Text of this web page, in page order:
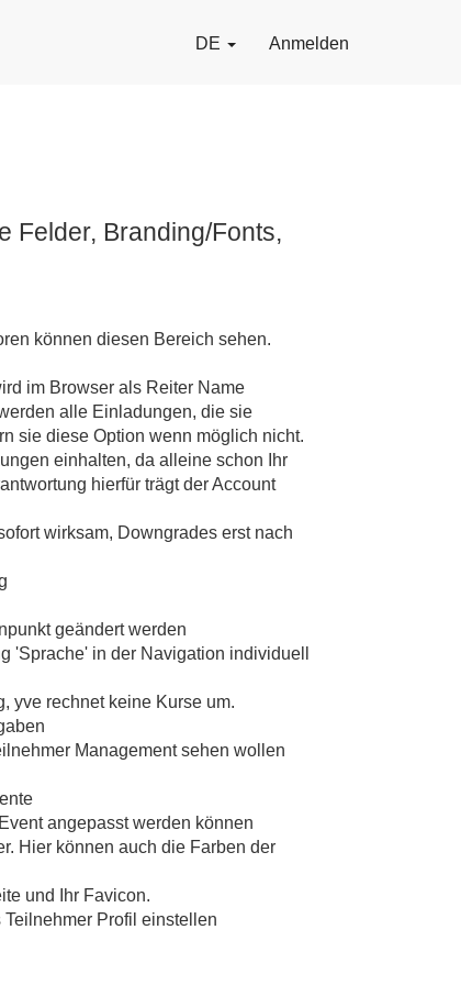
DE Anmelden
Felder, Branding/Fonts,
können diesen Bereich sehen.
im Browser als Reiter Name
alle Einladungen, die sie
sie diese Option wenn möglich nicht.
einhalten, da alleine schon Ihr
hierfür trägt der Account
wirksam, Downgrades erst nach
geändert werden
'Sprache' in der Navigation individuell
yve rechnet keine Kurse um.
Management sehen wollen
angepasst werden können
Hier können auch die Farben der
und Ihr Favicon.
Profil einstellen